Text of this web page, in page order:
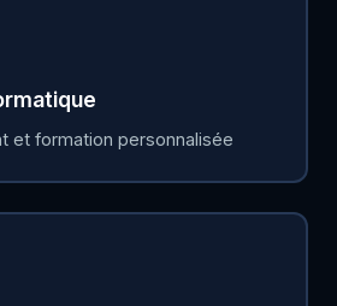
et formation personnalisée